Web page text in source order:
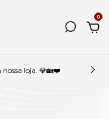
0
nossa loja. 💎🏡❤️